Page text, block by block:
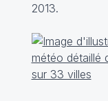
2013.